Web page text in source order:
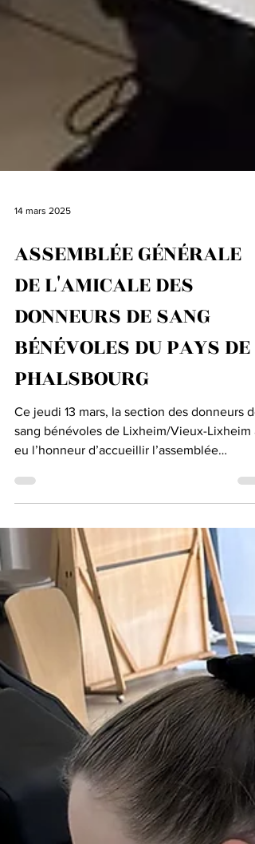
ASSEMBLÉE GÉNÉRALE
DE L'AMICALE DES
DONNEURS DE SANG
BÉNÉVOLES DU PAYS DE
PHALSBOURG
Ce jeudi 13 mars, la section des donneurs de
sang bénévoles de Lixheim/Vieux-Lixheim a
eu l’honneur d’accueillir l’assemblée
présidence de Jean-Pierre Walch, cette
réunion a rassemblé les représentants des
sections locales engagées dans cette noble
cause. Parmi les personnalités présentes
figuraient Fabien Di Filippo, député,
Untereiner, maire de Lixheim et président
la communa